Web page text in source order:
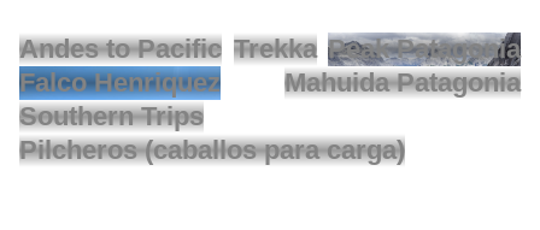
Andes to Pacific Trekka Peak Patagonia
Falco Henriquez
Mahuida Patagonia
Southern Trips
Pilcheros (caballos para carga)